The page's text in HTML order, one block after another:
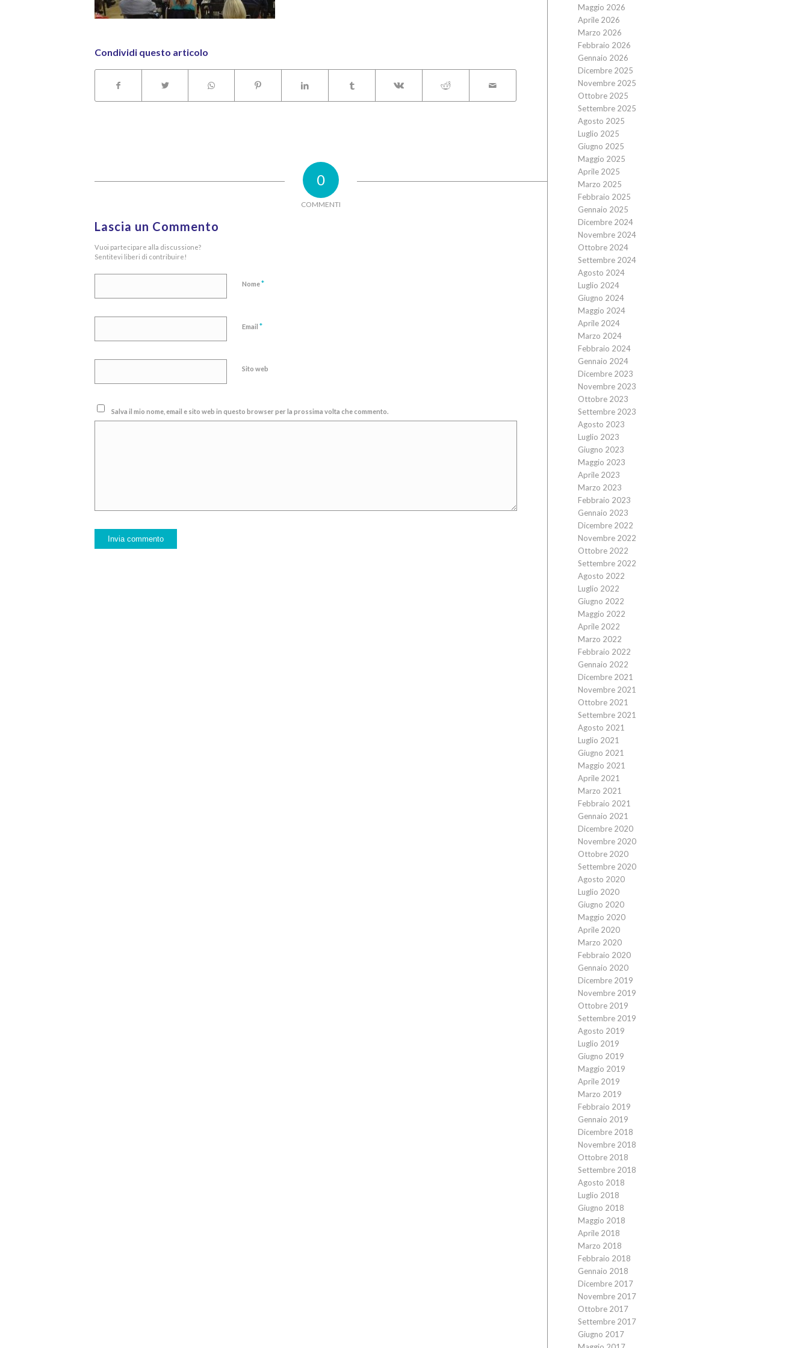
Condividi questo articolo
0
COMMENTI
Lascia un Commento
Vuoi partecipare alla discussione?
Sentitevi liberi di contribuire!
Nome*
Email *
Sito web
Salva il mio nome, email e sito web in questo browser per la prossima volta che commento.
Maggio 2026
Aprile 2026
Marzo 2026
Febbraio 2026
Gennaio 2026
Dicembre 2025
Novembre 2025
Ottobre 2025
Settembre 2025
Agosto 2025
Luglio 2025
Giugno 2025
Maggio 2025
Aprile 2025
Marzo 2025
Febbraio 2025
Gennaio 2025
Dicembre 2024
Novembre 2024
Ottobre 2024
Settembre 2024
Agosto 2024
Luglio 2024
Giugno 2024
Maggio 2024
Aprile 2024
Marzo 2024
Febbraio 2024
Gennaio 2024
Dicembre 2023
Novembre 2023
Ottobre 2023
Settembre 2023
Agosto 2023
Luglio 2023
Giugno 2023
Maggio 2023
Aprile 2023
Marzo 2023
Febbraio 2023
Gennaio 2023
Dicembre 2022
Novembre 2022
Ottobre 2022
Settembre 2022
Agosto 2022
Luglio 2022
Giugno 2022
Maggio 2022
Aprile 2022
Marzo 2022
Febbraio 2022
Gennaio 2022
Dicembre 2021
Novembre 2021
Ottobre 2021
Settembre 2021
Agosto 2021
Luglio 2021
Giugno 2021
Maggio 2021
Aprile 2021
Marzo 2021
Febbraio 2021
Gennaio 2021
Dicembre 2020
Novembre 2020
Ottobre 2020
Settembre 2020
Agosto 2020
Luglio 2020
Giugno 2020
Maggio 2020
Aprile 2020
Marzo 2020
Febbraio 2020
Gennaio 2020
Dicembre 2019
Novembre 2019
Ottobre 2019
Settembre 2019
Agosto 2019
Luglio 2019
Giugno 2019
Maggio 2019
Aprile 2019
Marzo 2019
Febbraio 2019
Gennaio 2019
Dicembre 2018
Novembre 2018
Ottobre 2018
Settembre 2018
Agosto 2018
Luglio 2018
Giugno 2018
Maggio 2018
Aprile 2018
Marzo 2018
Febbraio 2018
Gennaio 2018
Dicembre 2017
Novembre 2017
Ottobre 2017
Settembre 2017
Giugno 2017